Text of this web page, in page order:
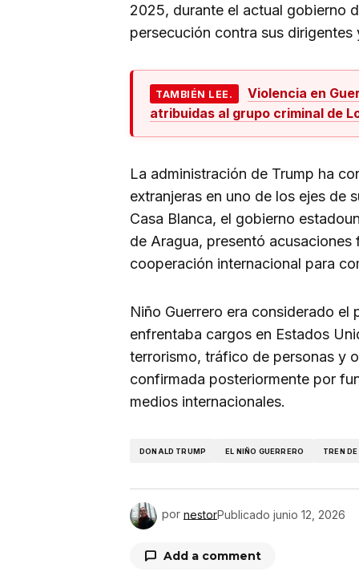
2025, durante el actual gobierno
persecución contra sus dirigentes
TAMBIÉN LEE.
Violencia en
atribuidas al grupo criminal de
La administración de Trump ha
extranjeras en uno de los ejes de
Casa Blanca, el gobierno
de Aragua, presentó
cooperación internacional para
Niño Guerrero era considerado
enfrentaba cargos en Estados
terrorismo, tráfico de personas y
confirmada posteriormente por
medios internacionales.
DONALD TRUMP EL NIÑO GUERRERO TREN
por nestorPublicado junio 12, 2026
Add a comment